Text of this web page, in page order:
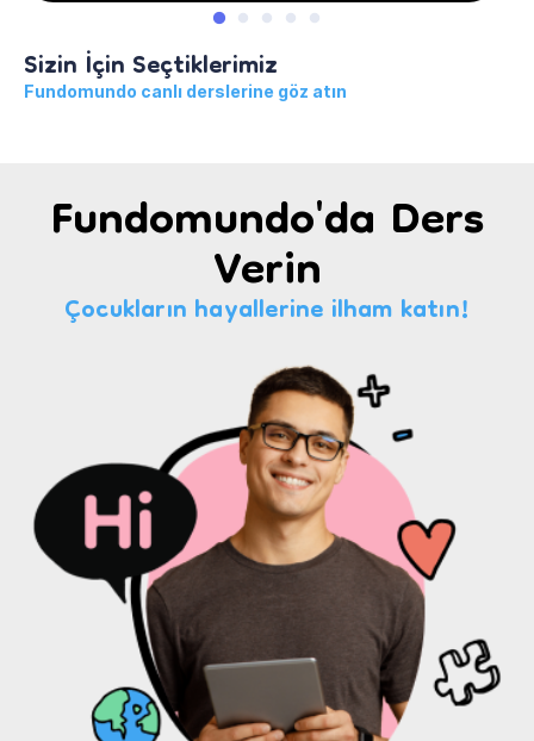
Sizin İçin Seçtiklerimiz
Fundomundo canlı derslerine göz atın
Fundomundo'da Ders
Verin
Çocukların hayallerine ilham katın!